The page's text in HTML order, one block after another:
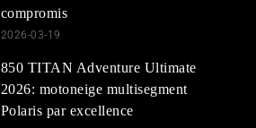
compromis
2026-03-19
850 TITAN Adventure Ultimate
2026: motoneige multisegment
Polaris par excellence